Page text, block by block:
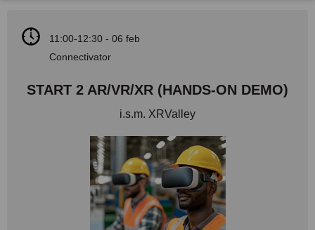
11:00-12:30 - 06 feb
Connectivator
START 2 AR/VR/XR (HANDS-ON DEMO)
i.s.m. XRValley